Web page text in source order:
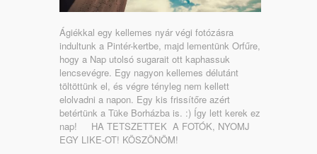
Ágiékkal egy kellemes nyár végi fotózásra
indultunk a Pintér-kertbe, majd lementünk Orfűre,
hogy a Nap utolsó sugarait ott kaphassuk
lencsevégre. Egy nagyon kellemes délutánt
töltöttünk el, és végre tényleg nem kellett
elolvadni a napon. Egy kis frissítőre azért
betértünk a Tüke Borházba is. :) Így lett kerek ez
nap! HA TETSZETTEK A FOTÓK, NYOMJ
EGY LIKE-OT! KÖSZÖNÖM!